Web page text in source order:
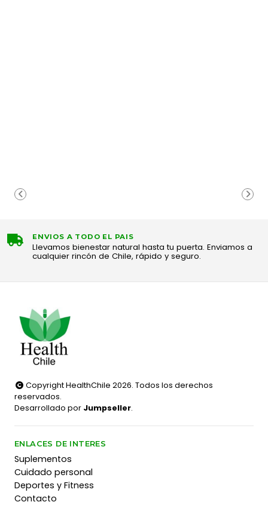
ENVIOS A TODO EL PAIS
Llevamos bienestar natural hasta tu puerta. Enviamos a
cualquier rincón de Chile, rápido y seguro.
Copyright HealthChile 2026. Todos los derechos
reservados.
Desarrollado por Jumpseller.
ENLACES DE INTERES
Suplementos
Cuidado personal
Deportes y Fitness
Contacto